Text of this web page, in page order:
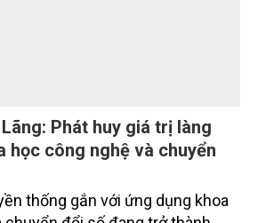
Phát huy giá trị làng
học công nghệ và chuyển